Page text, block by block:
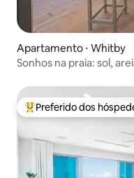
Apartamento ⋅ Whitby
Sonhos na praia: sol,
Entre os melhores
Preferido dos